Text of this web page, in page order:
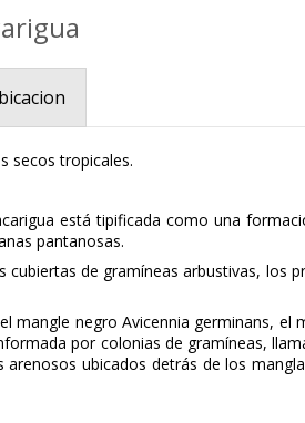
secos tropicales.
está tipificada como una
pantanosas.
cubiertas de gramíneas arbustivas, los
mangle negro Avicennia germinans,
por colonias de gramíneas,
ubicados detrás de los